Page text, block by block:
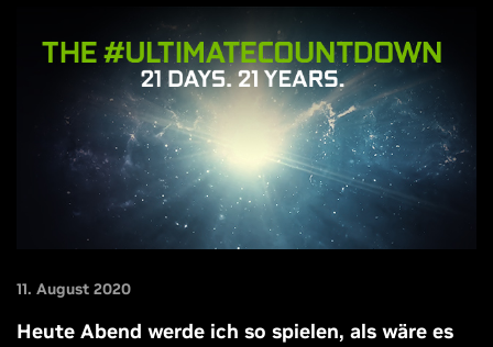
11. August 2020
Heute Abend werde ich so spielen, als wäre es